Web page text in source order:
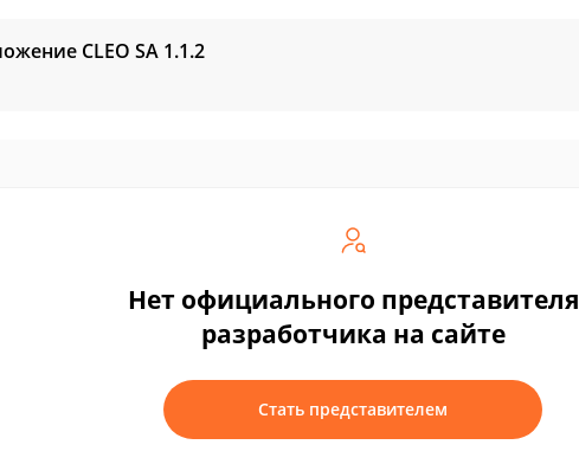
CLEO SA 1.1.2
Нет официального представителя
разработчика на сайте
Стать представителем